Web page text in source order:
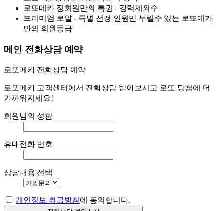
로또메카 정회원만의 특권 - 강력제외수
프리미엄 로얄 - 특별 선정 인원만 누릴수 있는 로또메카
만의 회원등급
메인 전화상담 예약
로또메카 전화상담 예약
로또메카 고객센터에서 전화상담 받아보시고 로또 당첨에 더
가까워지세요!
회원님의 성함
휴대전화 번호
상담내용 선택
개인정보 취급방침에 동의합니다.